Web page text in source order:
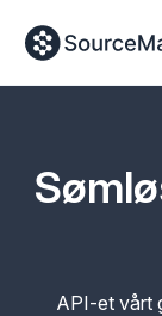
API-et vårt